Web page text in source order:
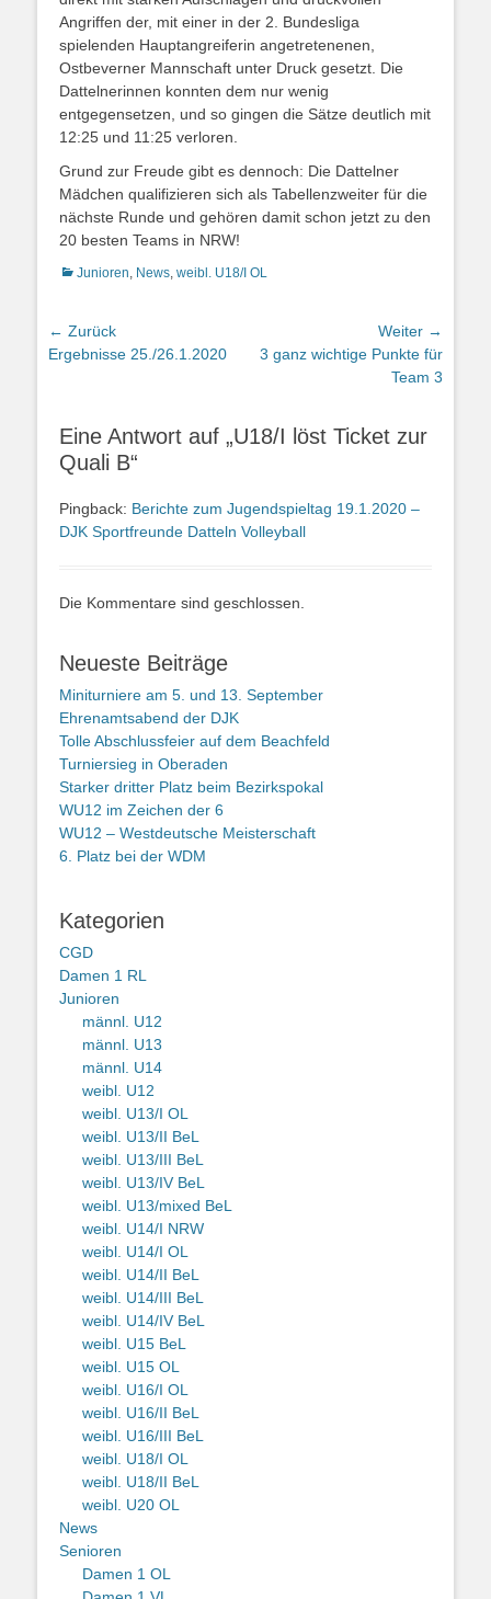
Angriffen der, mit einer in der 2. Bundesliga
spielenden Hauptangreiferin angetretenenen,
Ostbeverner Mannschaft unter Druck gesetzt. Die
Dattelnerinnen konnten dem nur wenig
entgegensetzen, und so gingen die Sätze deutlich mit
12:25 und 11:25 verloren.
Grund zur Freude gibt es dennoch: Die Dattelner
Mädchen qualifizieren sich als Tabellenzweiter für die
nächste Runde und gehören damit schon jetzt zu den
20 besten Teams in NRW!
Kategorien
Junioren, News, weibl. U18/I OL
Beitragsnavigation
← Zurück
Vorheriger
Ergebnisse 25./26.1.2020
Weiter →
Nächster
3 ganz wichtige Punkte für
Team 3
Eine Antwort auf „U18/I löst Ticket zur
Quali B“
Pingback: Berichte zum Jugendspieltag 19.1.2020 –
DJK Sportfreunde Datteln Volleyball
Die Kommentare sind geschlossen.
Neueste Beiträge
Miniturniere am 5. und 13. September
Ehrenamtsabend der DJK
Tolle Abschlussfeier auf dem Beachfeld
Turniersieg in Oberaden
Starker dritter Platz beim Bezirkspokal
WU12 im Zeichen der 6
WU12 – Westdeutsche Meisterschaft
6. Platz bei der WDM
Kategorien
CGD
Damen 1 RL
Junioren
männl. U12
männl. U13
männl. U14
weibl. U12
weibl. U13/I OL
weibl. U13/II BeL
weibl. U13/III BeL
weibl. U13/IV BeL
weibl. U13/mixed BeL
weibl. U14/I NRW
weibl. U14/I OL
weibl. U14/II BeL
weibl. U14/III BeL
weibl. U14/IV BeL
weibl. U15 BeL
weibl. U15 OL
weibl. U16/I OL
weibl. U16/II BeL
weibl. U16/III BeL
weibl. U18/I OL
weibl. U18/II BeL
weibl. U20 OL
News
Senioren
Damen 1 OL